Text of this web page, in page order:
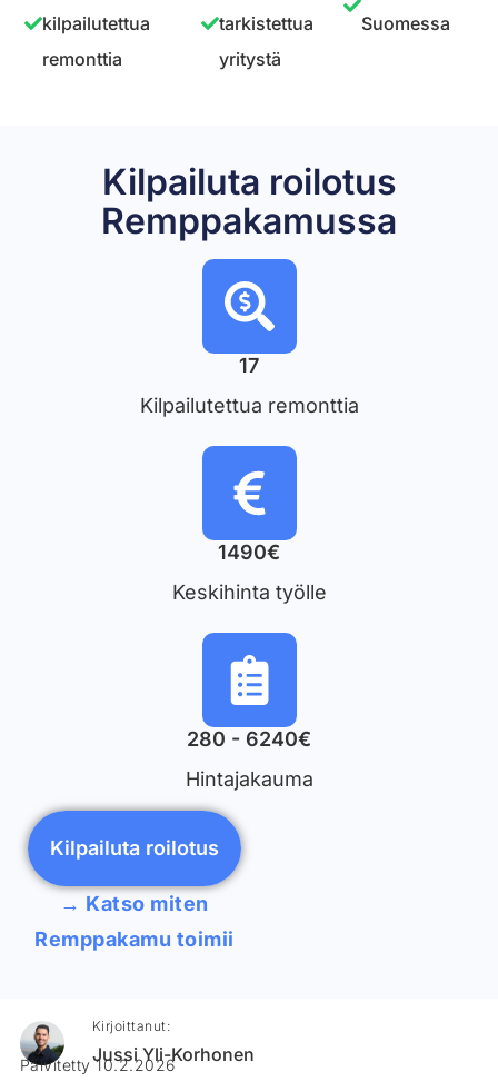
kilpailutettua
remonttia
tarkistettua
yritystä
Suomessa
Kilpailuta roilotus
Remppakamussa
17
Kilpailutettua remonttia
1490€
Keskihinta työlle
280 - 6240€
Hintajakauma
Kilpailuta roilotus
→ Katso miten
Remppakamu toimii
Kirjoittanut:
Jussi Yli-Korhonen
Päivitetty 10.2.2026